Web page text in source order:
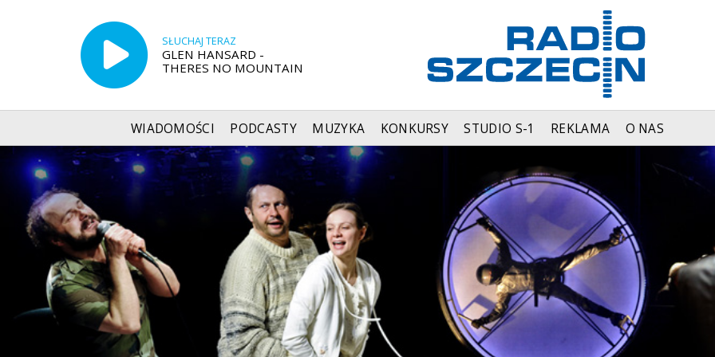
SŁUCHAJ TERAZ
GLEN HANSARD -
THERES NO MOUNTAIN
WIADOMOŚCI PODCASTY MUZYKA KONKURSY STUDIO S-1 REKLAMA O NAS